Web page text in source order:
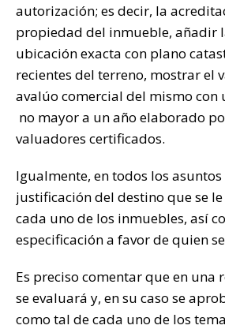
autorización; es decir, la
propiedad del inmueble, añadir
ubicación exacta con plano
recientes del terreno, mostrar el
avalúo comercial del mismo con
no mayor a un año elaborado
valuadores certificados.
Igualmente, en todos los
justificación del destino que se
cada uno de los inmuebles, así
especificación a favor de quien
Es preciso comentar que en una
se evaluará y, en su caso se
como tal de cada uno de los